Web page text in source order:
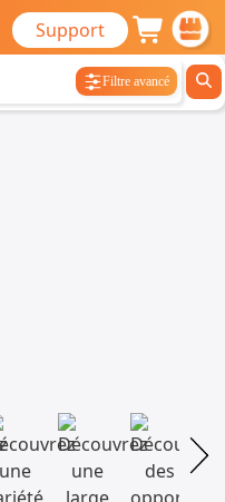
Support
Filtre avancé